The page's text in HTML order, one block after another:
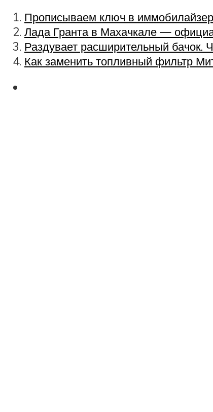
Прописываем ключ в
Лада Гранта в Махачкале —
Раздувает расширительный бачок.
Как заменить топливный фильтр